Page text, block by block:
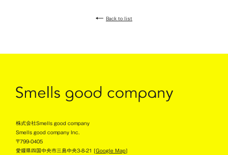
Back to list
株式会社Smells good company
Smells good company Inc.
〒799-0405
愛媛県四国中央市三島中央3-8-21 [Google Map]